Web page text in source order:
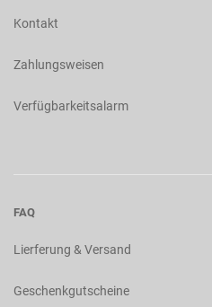
Kontakt
Zahlungsweisen
Verfügbarkeitsalarm
FAQ
Lierferung & Versand
Geschenkgutscheine